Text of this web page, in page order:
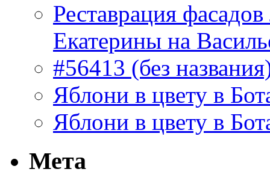
Реставрация
Екатерины на
#56413 (без
Яблони в цвету в
Яблони в цвету в
Мета